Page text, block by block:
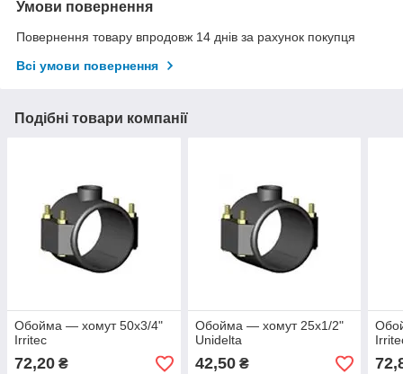
Умови повернення
Повернення товару впродовж 14 днів за рахунок покупця
Всі умови повернення
Подібні товари компанії
Обойма — хомут 50х3/4"
Irritec
72,20 ₴
Обойма — хомут 25х1/2"
Unidelta
42,50₴